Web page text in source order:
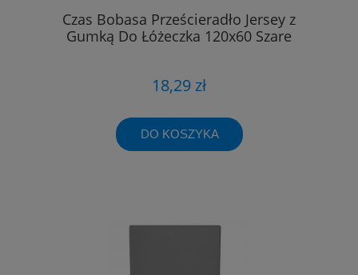
Czas Bobasa Prześcieradło Jersey z
Gumką Do Łóżeczka 120x60 Szare
18,29 zł
DO KOSZYKA